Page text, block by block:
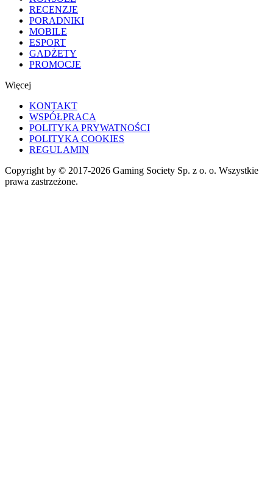
RECENZJE
PORADNIKI
MOBILE
ESPORT
GADŻETY
PROMOCJE
Więcej
KONTAKT
WSPÓŁPRACA
POLITYKA PRYWATNOŚCI
POLITYKA COOKIES
REGULAMIN
Copyright by © 2017-2026 Gaming Society Sp. z o. o. Wszystkie
prawa zastrzeżone.